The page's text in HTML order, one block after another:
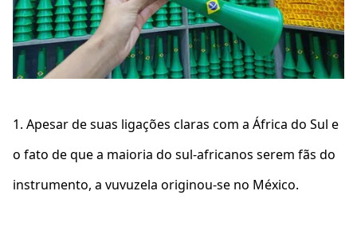
1. Apesar de suas ligações claras com a África do Sul e
o fato de que a maioria do sul-africanos serem fãs do
instrumento, a vuvuzela originou-se no México.